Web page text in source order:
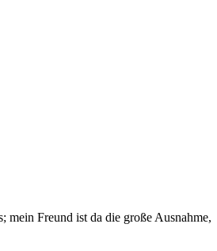
mein Freund ist da die große Ausnahme,